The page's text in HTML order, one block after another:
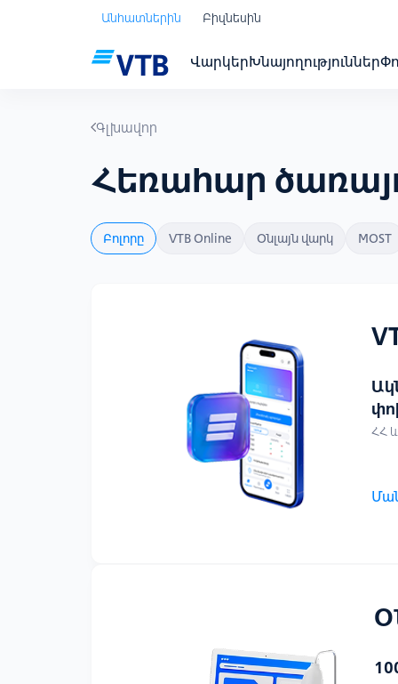
Անհատներին Բիզնեսին
ՎարկերԽնայողություններ
Գլխավոր
Հեռահար
Բոլորը VTB Online Օնլայն վարկ MOST
ՀՀ